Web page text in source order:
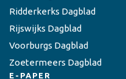
Ridderkerks Dagblad
Rijswijks Dagblad
Voorburgs Dagblad
Zoetermeers Dagblad
E-PAPER